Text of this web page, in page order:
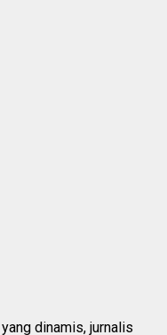
dinamis, jurnalis